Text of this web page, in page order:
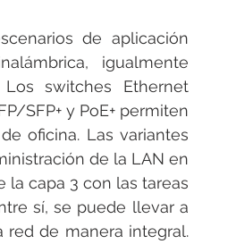
de aplicación
igualmente
Los switches Ethernet
SFP+ y PoE+ permiten
oficina. Las variantes
de la LAN en
capa 3 con las tareas
sí, se puede llevar a
de manera integral.